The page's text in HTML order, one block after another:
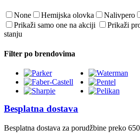
None Hemijska olovka Nalivpero
Prikaži samo one na akciji
Prikaži
stanju
Filter po brendovima
Besplatna dostava
Besplatna dostava za porudžbine preko